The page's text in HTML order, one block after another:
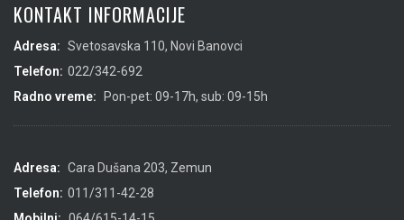
KONTAKT INFORMACIJE
Adresa: Svetosavska 110, Novi Banovci
Telefon: 022/342-692
Radno vreme:
Pon-pet: 09-17h, sub: 09-15h
Adresa: Cara Dušana 203, Zemun
Telefon: 011/311-42-28